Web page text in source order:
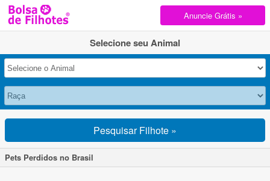
Anuncie Grátis »
Selecione seu Animal
Pesquisar Filhote »
Pets Perdidos no Brasil